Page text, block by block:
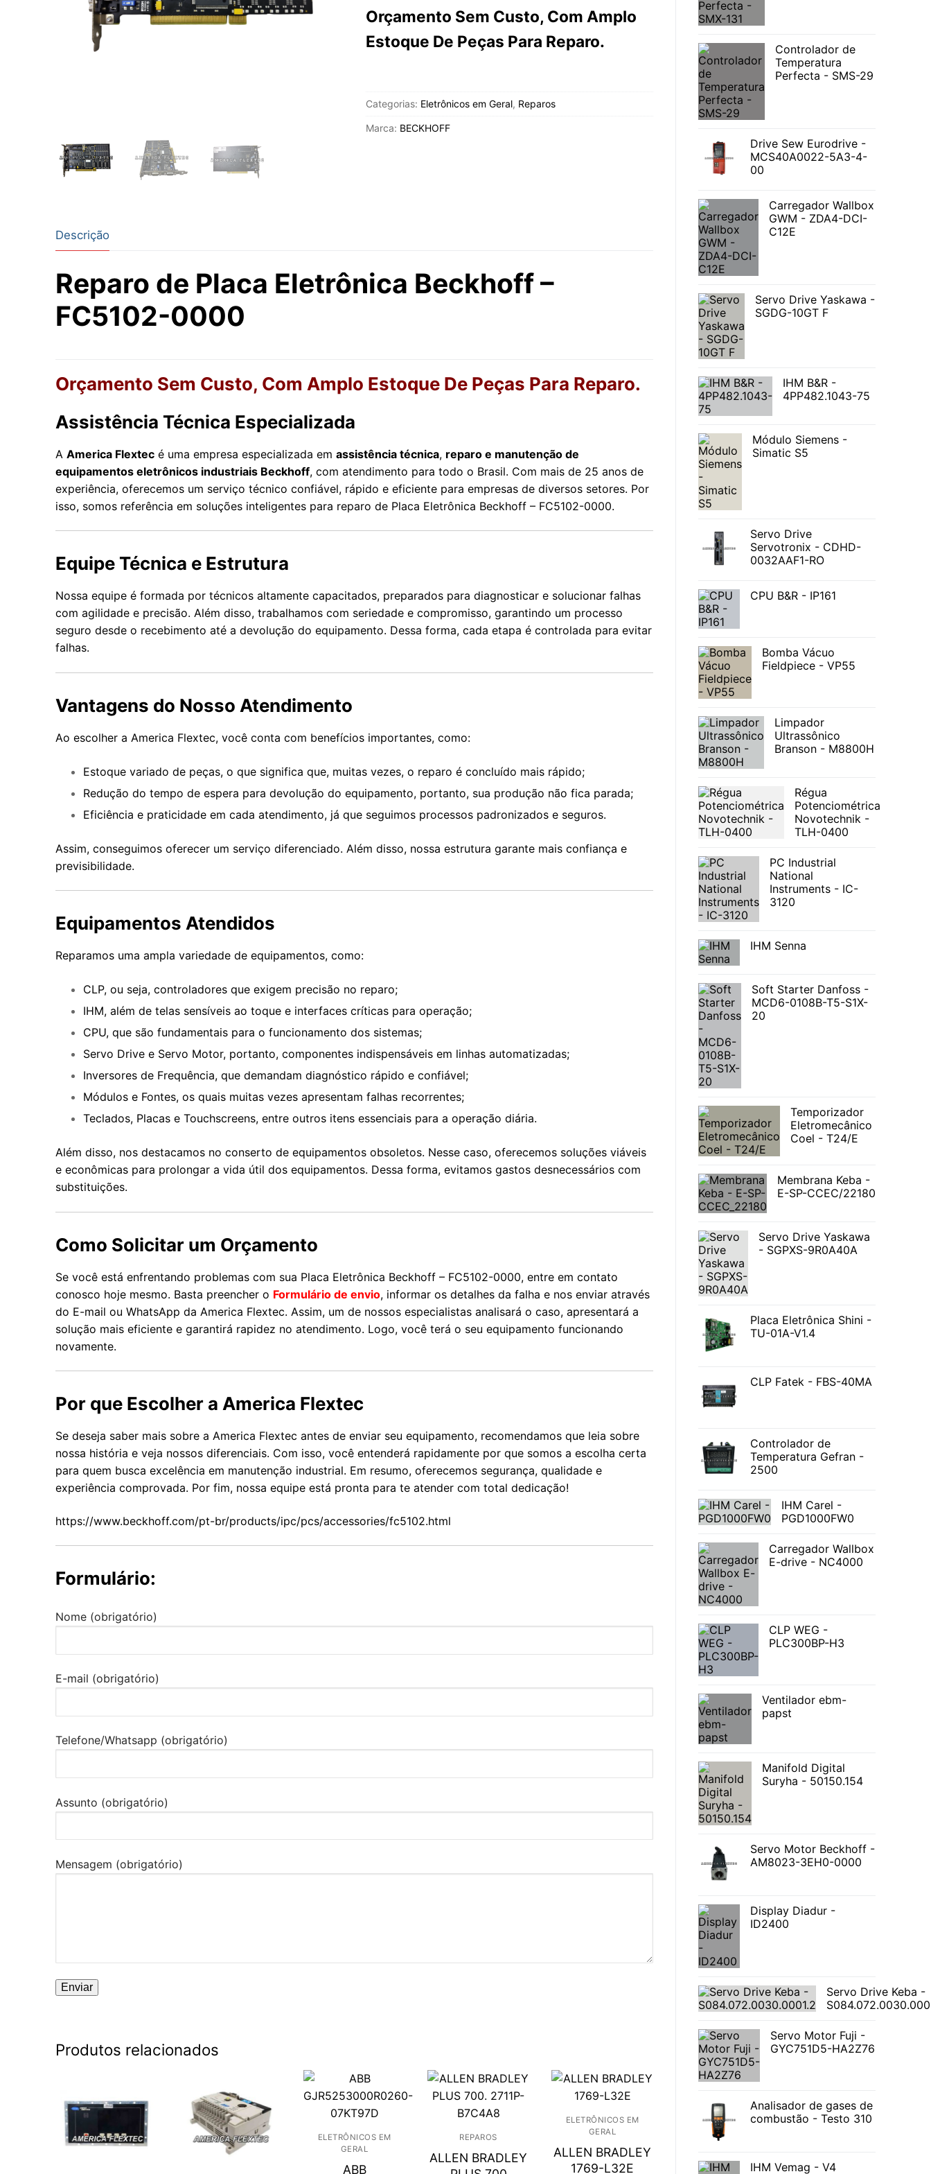
Orçamento Sem Custo, Com Amplo
Estoque De Peças Para Reparo.
Categorias: Eletrônicos em Geral, Reparos
Marca: BECKHOFF
Descrição
Reparo de Placa Eletrônica Beckhoff –
FC5102-0000
Orçamento Sem Custo, Com Amplo Estoque De Peças Para Reparo.
Assistência Técnica Especializada
A America Flextec é uma empresa especializada em assistência técnica, reparo e manutenção de
equipamentos eletrônicos industriais Beckhoff, com atendimento para todo o Brasil. Com mais de 25 anos de
experiência, oferecemos um serviço técnico confiável, rápido e eficiente para empresas de diversos setores. Por
isso, somos referência em soluções inteligentes para reparo de Placa Eletrônica Beckhoff – FC5102-0000.
Equipe Técnica e Estrutura
Nossa equipe é formada por técnicos altamente capacitados, preparados para diagnosticar e solucionar falhas
com agilidade e precisão. Além disso, trabalhamos com seriedade e compromisso, garantindo um processo
seguro desde o recebimento até a devolução do equipamento. Dessa forma, cada etapa é controlada para evitar
falhas.
Vantagens do Nosso Atendimento
Ao escolher a America Flextec, você conta com benefícios importantes, como:
Estoque variado de peças, o que significa que, muitas vezes, o reparo é concluído mais rápido;
Redução do tempo de espera para devolução do equipamento, portanto, sua produção não fica parada;
Eficiência e praticidade em cada atendimento, já que seguimos processos padronizados e seguros.
Assim, conseguimos oferecer um serviço diferenciado. Além disso, nossa estrutura garante mais confiança e
previsibilidade.
Equipamentos Atendidos
Reparamos uma ampla variedade de equipamentos, como:
CLP, ou seja, controladores que exigem precisão no reparo;
IHM, além de telas sensíveis ao toque e interfaces críticas para operação;
CPU, que são fundamentais para o funcionamento dos sistemas;
Servo Drive e Servo Motor, portanto, componentes indispensáveis em linhas automatizadas;
Inversores de Frequência, que demandam diagnóstico rápido e confiável;
Módulos e Fontes, os quais muitas vezes apresentam falhas recorrentes;
Teclados, Placas e Touchscreens, entre outros itens essenciais para a operação diária.
Além disso, nos destacamos no conserto de equipamentos obsoletos. Nesse caso, oferecemos soluções viáveis
e econômicas para prolongar a vida útil dos equipamentos. Dessa forma, evitamos gastos desnecessários com
substituições.
Como Solicitar um Orçamento
Se você está enfrentando problemas com sua Placa Eletrônica Beckhoff – FC5102-0000, entre em contato
conosco hoje mesmo. Basta preencher o Formulário de envio, informar os detalhes da falha e nos enviar através
do E-mail ou WhatsApp da America Flextec. Assim, um de nossos especialistas analisará o caso, apresentará a
solução mais eficiente e garantirá rapidez no atendimento. Logo, você terá o seu equipamento funcionando
novamente.
Por que Escolher a America Flextec
Se deseja saber mais sobre a America Flextec antes de enviar seu equipamento, recomendamos que leia sobre
nossa história e veja nossos diferenciais. Com isso, você entenderá rapidamente por que somos a escolha certa
para quem busca excelência em manutenção industrial. Em resumo, oferecemos segurança, qualidade e
experiência comprovada. Por fim, nossa equipe está pronta para te atender com total dedicação!
https://www.beckhoff.com/pt-br/products/ipc/pcs/accessories/fc5102.html
Formulário:
Nome (obrigatório)
E-mail (obrigatório)
Telefone/Whatsapp (obrigatório)
Assunto (obrigatório)
Mensagem (obrigatório)
Produtos relacionados
ELETRÔNICOS EM
GERAL
ABB
REPAROS
ALLEN BRADLEY
ELETRÔNICOS EM
GERAL
ALLEN BRADLEY
1769-L32E
Controlador de
Temperatura
Perfecta - SMS-29
Drive Sew Eurodrive -
MCS40A0022-5A3-4-
00
Carregador Wallbox
GWM - ZDA4-DCI-
C12E
Servo Drive Yaskawa -
SGDG-10GT F
IHM B&R -
4PP482.1043-75
Módulo Siemens -
Simatic S5
Servo Drive
Servotronix - CDHD-
0032AAF1-RO
CPU B&R - IP161
Bomba Vácuo
Fieldpiece - VP55
Limpador
Ultrassônico
Branson - M8800H
Régua
Potenciométrica
Novotechnik -
TLH-0400
PC Industrial
National
Instruments - IC-
3120
IHM Senna
Soft Starter Danfoss -
MCD6-0108B-T5-S1X-
20
Temporizador
Eletromecânico
Coel - T24/E
Membrana Keba -
E-SP-CCEC/22180
Servo Drive Yaskawa
- SGPXS-9R0A40A
Placa Eletrônica Shini -
TU-01A-V1.4
CLP Fatek - FBS-40MA
Controlador de
Temperatura Gefran -
2500
IHM Carel -
PGD1000FW0
Carregador Wallbox
E-drive - NC4000
CLP WEG -
PLC300BP-H3
Ventilador ebm-
papst
Manifold Digital
Suryha - 50150.154
Servo Motor Beckhoff -
AM8023-3EH0-0000
Display Diadur -
ID2400
Servo Drive Keba -
Servo Motor Fuji -
GYC751D5-HA2Z76
Analisador de gases de
combustão - Testo 310
IHM Vemag - V4